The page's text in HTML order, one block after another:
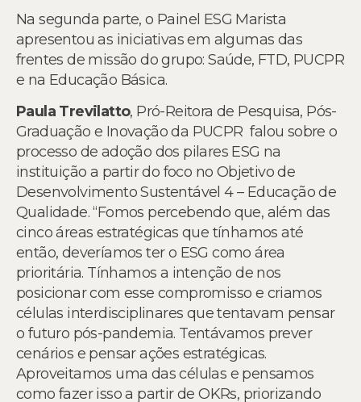
Na segunda parte, o Painel ESG Marista
apresentou as iniciativas em algumas das
frentes de missão do grupo: Saúde, FTD, PUCPR
e na Educação Básica.
Paula Trevilatto, Pró-Reitora de Pesquisa, Pós-
Graduação e Inovação da PUCPR falou sobre o
processo de adoção dos pilares ESG na
instituição a partir do foco no Objetivo de
Desenvolvimento Sustentável 4 – Educação de
Qualidade. “Fomos percebendo que, além das
cinco áreas estratégicas que tínhamos até
então, deveríamos ter o ESG como área
prioritária. Tínhamos a intenção de nos
posicionar com esse compromisso e criamos
células interdisciplinares que tentavam pensar
o futuro pós-pandemia. Tentávamos prever
cenários e pensar ações estratégicas.
Aproveitamos uma das células e pensamos
como fazer isso a partir de OKRs, priorizando